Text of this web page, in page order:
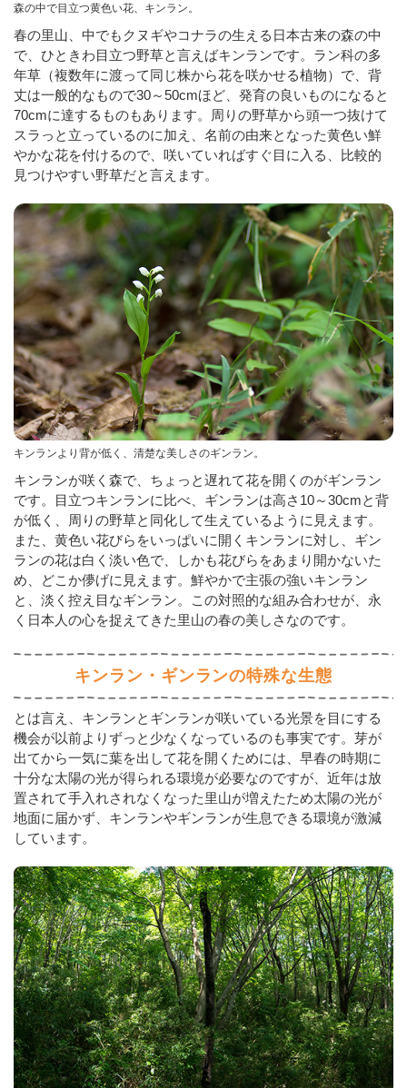
森の中で目立つ黄色い花、キンラン。
春の里山、中でもクヌギやコナラの生える日本古来の森の中
で、ひときわ目立つ野草と言えばキンランです。ラン科の多
年草（複数年に渡って同じ株から花を咲かせる植物）で、背
丈は一般的なもので30～50cmほど、発育の良いものになると
70cmに達するものもあります。周りの野草から頭一つ抜けて
スラっと立っているのに加え、名前の由来となった黄色い鮮
やかな花を付けるので、咲いていればすぐ目に入る、比較的
見つけやすい野草だと言えます。
キンランより背が低く、清楚な美しさのギンラン。
キンランが咲く森で、ちょっと遅れて花を開くのがギンラン
です。目立つキンランに比べ、ギンランは高さ10～30cmと背
が低く、周りの野草と同化して生えているように見えます。
また、黄色い花びらをいっぱいに開くキンランに対し、ギン
ランの花は白く淡い色で、しかも花びらをあまり開かないた
め、どこか儚げに見えます。鮮やかで主張の強いキンラン
と、淡く控え目なギンラン。この対照的な組み合わせが、永
く日本人の心を捉えてきた里山の春の美しさなのです。
キンラン・ギンランの特殊な生態
とは言え、キンランとギンランが咲いている光景を目にする
機会が以前よりずっと少なくなっているのも事実です。芽が
出てから一気に葉を出して花を開くためには、早春の時期に
十分な太陽の光が得られる環境が必要なのですが、近年は放
置されて手入れされなくなった里山が増えたため太陽の光が
地面に届かず、キンランやギンランが生息できる環境が激減
しています。